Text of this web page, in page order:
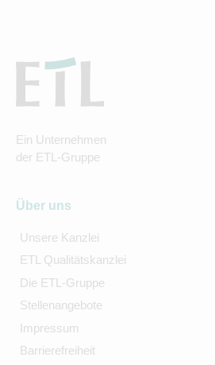
Ein Unternehmen
der ETL-Gruppe
Über uns
Unsere Kanzlei
ETL Qualitätskanzlei
Die ETL-Gruppe
Stellenangebote
Impressum
Barrierefreiheit